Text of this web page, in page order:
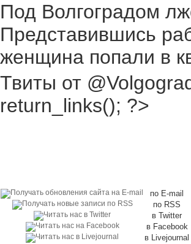
Под Волгоградом
Представившись
женщина попали в
Твиты от
return_links(); ?>
по E-mail
по RSS
в Twitter
в Facebook
в Livejournal